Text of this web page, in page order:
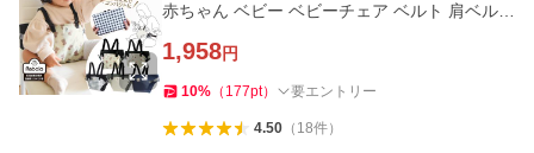
赤ちゃん ベビー ベビーチェア ベルト 肩ベルト
1,958円
10% （ 177pt） 要エントリー
4.50（ 18件）